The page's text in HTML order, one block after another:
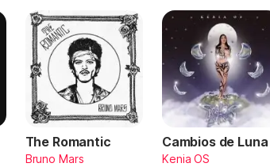
The Romantic
Bruno Mars
Cambios de Luna
Kenia OS